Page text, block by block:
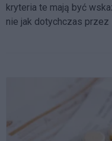
kryteria te mają być
nie jak dotychczas przez